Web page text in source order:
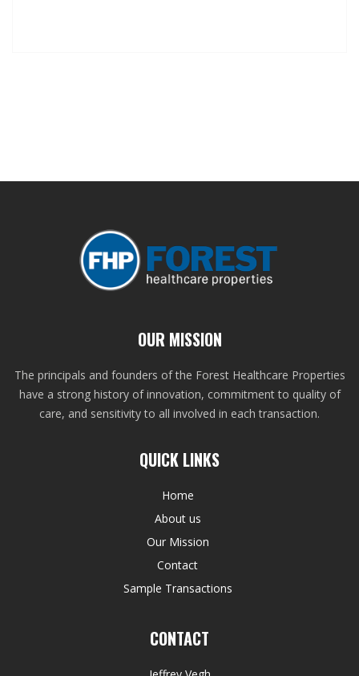
OUR MISSION
The principals and founders of the Forest Healthcare Properties
have a strong history of innovation, commitment to quality of
care, and sensitivity to all involved in each transaction.
QUICK LINKS
Home
About us
Our Mission
Contact
Sample Transactions
CONTACT